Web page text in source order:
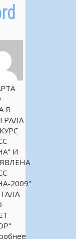
Я
И
2009"